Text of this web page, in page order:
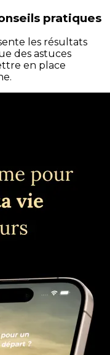
pratiques
les résultats
des astuces
en place